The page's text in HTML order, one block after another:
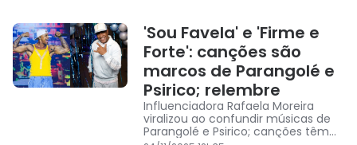
'Sou Favela' e 'Firme e
Forte': canções são
marcos de Parangolé e
Psirico; relembre
Influenciadora Rafaela Moreira
viralizou ao confundir músicas de
Parangolé e Psirico; canções têm